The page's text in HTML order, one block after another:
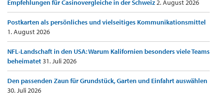
Empfehlungen für Casinovergleiche in der Schweiz2. August 2026
Postkarten als persönliches und vielseitiges Kommunikationsmittel
1. August 2026
NFL-Landschaft in den USA: Warum Kalifornien besonders viele Teams
beheimatet31. Juli 2026
Den passenden Zaun für Grundstück, Garten und Einfahrt auswählen
30. Juli 2026